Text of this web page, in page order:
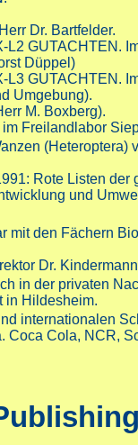
Dr. Bartfelder.
GUTACHTEN.
Düppel)
GUTACHTEN.
Umgebung).
M. Boxberg).
Freilandlabor
(Heteroptera)
Rote Listen der
und
mit den Fächern
Dr.
in der privaten
in Hildesheim.
internationalen
Cola, NCR,